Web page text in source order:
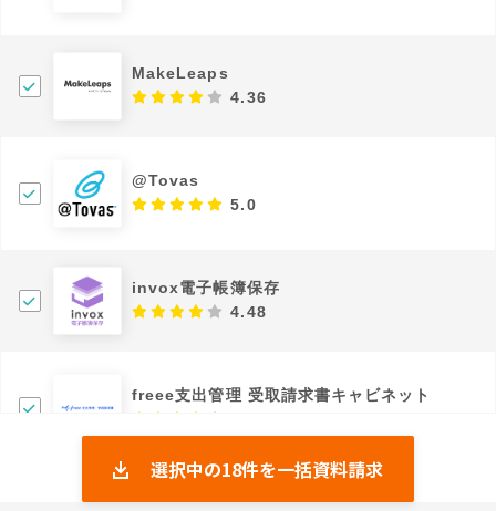
MakeLeaps
4.36
@Tovas
5.0
invox電子帳簿保存
4.48
freee支出管理 受取請求書キャビネット
Bill One請求書受領
選択中の18件を一括資料請求